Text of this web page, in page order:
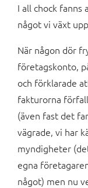
I all chock fanns
något vi växt
När någon dör
företagskonto,
och förklarade
fakturorna
(även fast det
vägrade, vi har
myndigheter
egna
något) men nu